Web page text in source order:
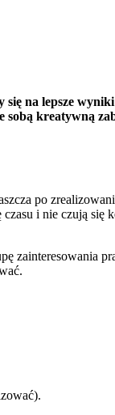
się na lepsze
sobą kreatywną
po
i nie czują
zainteresowania